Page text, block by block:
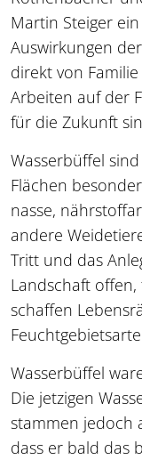
Martin Steiger
Auswirkungen
direkt von
Arbeiten auf der
für die Zukunft
Wasserbüffel
Flächen
nasse,
andere
Tritt und das
Landschaft
schaffen
Wasserbüffel
Die jetzigen
stammen jedoch
dass er bald das